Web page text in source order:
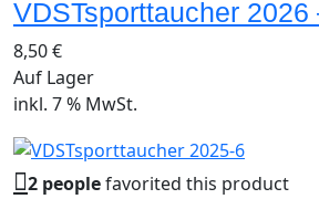
VDSTsporttaucher 2026
8,50€
Auf Lager
inkl. 7 % MwSt.
2 peoplefavorited this product